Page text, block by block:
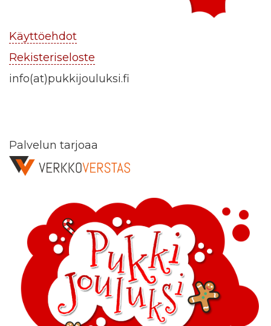
Käyttöehdot
Rekisteriseloste
info(at)pukkijouluksi.fi
Palvelun tarjoaa